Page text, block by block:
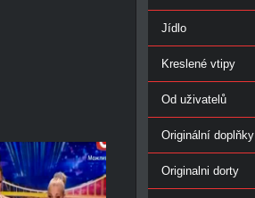
Jídlo
Kreslené vtipy
Od uživatelů
Originální doplňky
Originalni dorty